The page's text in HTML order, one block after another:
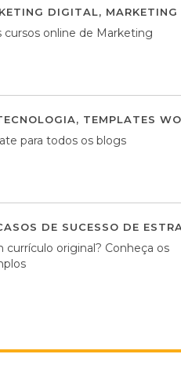
DIGITAL,
cursos online de Marketing
, TEMPLATES
para todos os blogs
DE SUCESSO DE
currículo original? Conheça os